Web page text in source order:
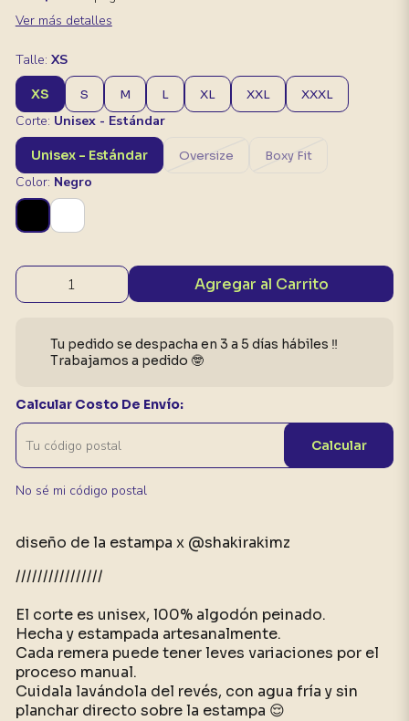
Ver más detalles
Talle: XS
XS S M L XL XXL XXXL
Corte: Unisex - Estándar
Unisex - Estándar Oversize Boxy Fit
Color: Negro
Agregar al Carrito
Tu pedido se despacha en 3 a 5 días hábiles ‼️
Trabajamos a pedido 🤓
Calcular Costo De Envío:
Calcular
No sé mi código postal
diseño de la estampa x @shakirakimz
////////////////
El corte es unisex, l00% algodón peinado.
Hecha y estampada artesanalmente.
Cada remera puede tener leves variaciones por el
proceso manual.
Cuidala lavándola del revés, con agua fría y sin
planchar directo sobre la estampa 😌